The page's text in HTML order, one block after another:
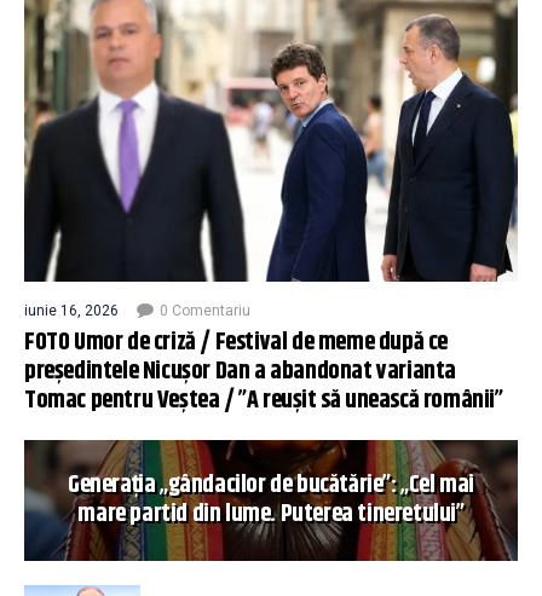
iunie 16, 2026 0 Comentariu
FOTO Umor de criză / Festival de meme după ce
președintele Nicușor Dan a abandonat varianta
Tomac pentru Veștea / ”A reușit să unească românii”
Generația „gândacilor de bucătărie”: „Cel mai
mare partid din lume. Puterea tineretului”